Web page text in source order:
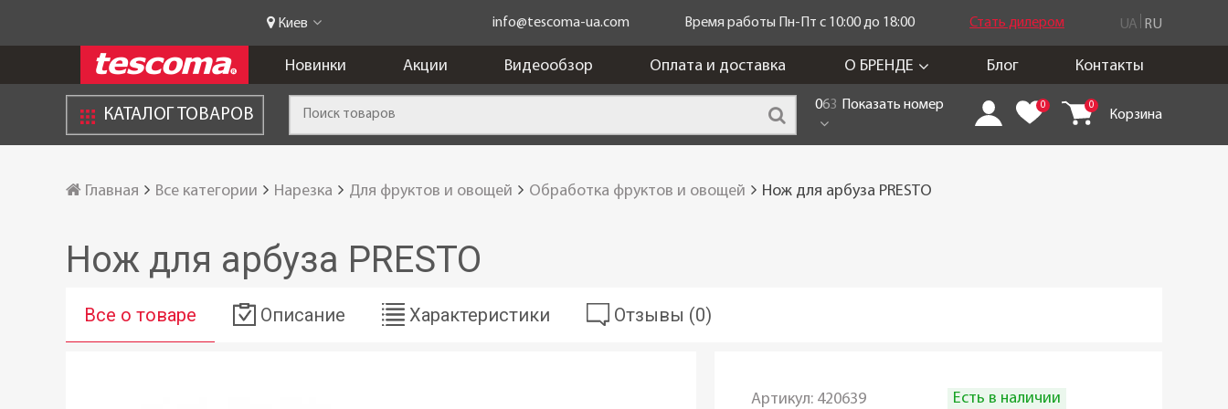
Киев info@tescoma-ua.com Время работы Пн-Пт c 10:00 до 18:00 Стать дилером UA RU
Новинки Акции Видеообзор Оплата и доставка О БРЕНДЕ Блог Контакты
КАТАЛОГ ТОВАРОВ
063 Показать номер 0 0
Корзина
Главная Все категории Нарезка Для фруктов и овощей Обработка фруктов и овощей Нож для арбуза PRESTO
Нож для арбуза PRESTO
Все о товаре Описание Характеристики Отзывы (0)
Артикул: 420639 Есть в наличии